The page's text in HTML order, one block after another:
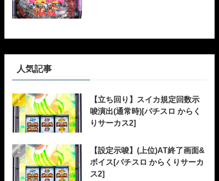
人気記事
【立ち回り】スイカ規定回数示
唆演出(通常時)[パチスロ からく
りサーカス2]
【設定示唆】(上位)AT終了画面&
ボイス[パチスロ からくりサーカ
ス2]